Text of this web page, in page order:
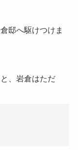
邸へ駆けつけま
、岩倉はただ